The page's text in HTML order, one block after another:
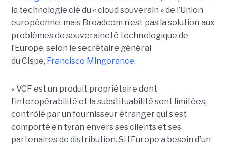
la technologie clé du « cloud souverain » de l’Union
européenne, mais Broadcom n’est pas la solution aux
problèmes de souveraineté technologique de
l’Europe, selon le secrétaire général
du Cispe, Francisco Mingorance.
« VCF est un produit propriétaire dont
l’interopérabilité et la substituabilité sont limitées,
contrôlé par un fournisseur étranger qui s’est
comporté en tyran envers ses clients et ses
partenaires de distribution. Si l’Europe a besoin d’un